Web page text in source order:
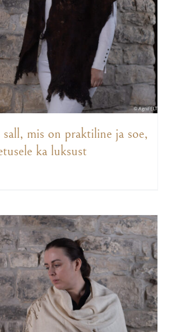
mis on praktiline ja soe,
ka luksust